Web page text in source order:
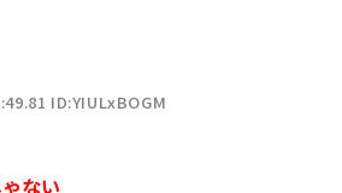
ID:YIULxBOGM
ない